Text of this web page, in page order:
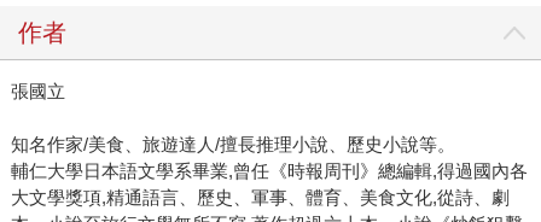
作者
張國立
知名作家/美食、旅遊達人/擅長推理小說、歷史小說等。
輔仁大學日本語文學系畢業,曾任《時報周刊》總編輯,得過國內各
大文學獎項,精通語言、歷史、軍事、體育、美食文化,從詩、劇